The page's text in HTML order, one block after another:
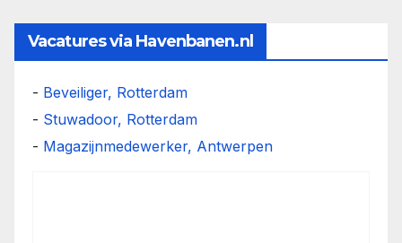
Vacatures via Havenbanen.nl
- Beveiliger, Rotterdam
- Stuwadoor, Rotterdam
- Magazijnmedewerker, Antwerpen